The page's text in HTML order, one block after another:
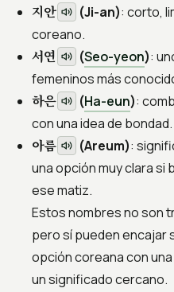
지안 (Ji-an): corto,
coreano.
서연 (Seo-yeon):
femeninos más
하은 (Ha-eun):
con una idea de bondad.
아름 (Areum):
una opción muy clara si
ese matiz.
Estos nombres no son
pero sí pueden encajar
opción coreana con
un significado cercano.